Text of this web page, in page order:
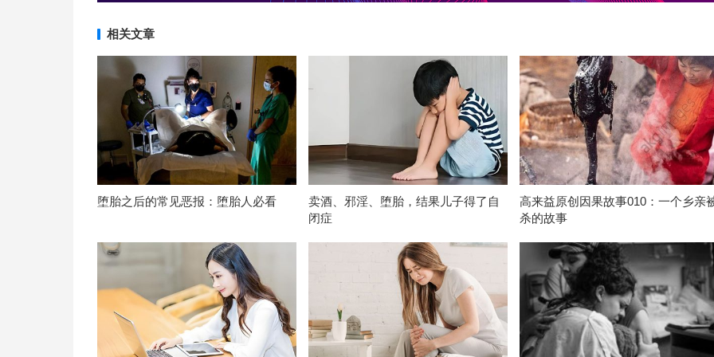
相关文章
堕胎之后的常见恶报：堕胎人必看
卖酒、邪淫、堕胎，结果儿子得了自
闭症
高来益原创因果故事010：一个乡亲
杀的故事